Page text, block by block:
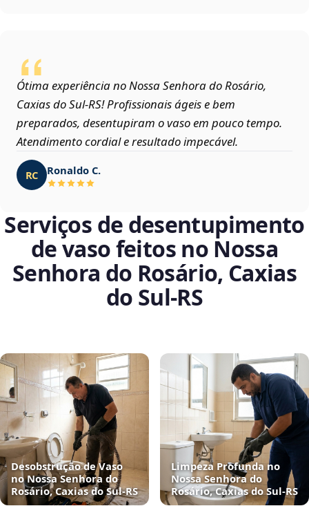
Ótima experiência no Nossa Senhora do Rosário,
Caxias do Sul‑RS! Profissionais ágeis e bem
preparados, desentupiram o vaso em pouco tempo.
Atendimento cordial e resultado impecável.
RC Ronaldo C.
Serviços de desentupimento
de vaso feitos no Nossa
Senhora do Rosário, Caxias
do Sul‑RS
Desobstrução de Vaso
no Nossa Senhora do
Rosário, Caxias do Sul‑RS
Limpeza Profunda no
Nossa Senhora do
Rosário, Caxias do Sul‑RS